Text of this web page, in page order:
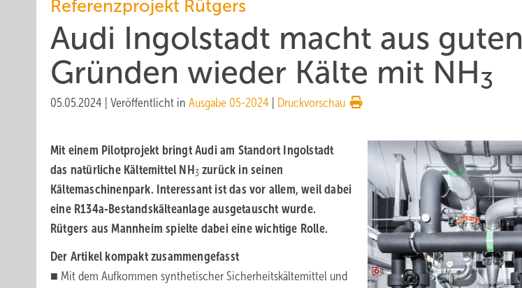
Referenzprojekt Rütgers
Audi Ingolstadt macht aus guten
Gründen wieder Kälte mit NH3
05.05.2024 Veröffentlicht in Ausgabe 05-2024 Druckvorschau
Mit einem Pilotprojekt bringt Audi am Standort Ingolstadt
das natürliche Kältemittel NH 3zurück in seinen
Kältemaschinenpark. Interessant ist das vor allem, weil dabei
eine R134a-Bestandskälteanlage ausgetauscht wurde.
Rütgers aus Mannheim spielte dabei eine wichtige Rolle.
Der Artikel kompakt zusammengefasst
■ Mit dem Aufkommen synthetischer Sicherheitskältemittel und